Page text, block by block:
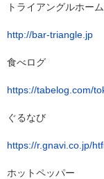
トライアングルホー
http://bar-triangle.jp
食べログ
https://tabelog.com/
ぐるなび
https://r.gnavi.co.jp/
ホットペッパー